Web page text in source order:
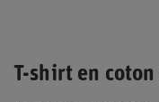
T-shirt en